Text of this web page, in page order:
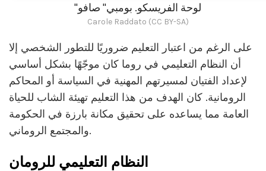
"لوحة الفريسكو. بومبي" صافو
Carole Raddato (CC BY-SA)
على الرغم من اعتبار التعليم ضروريًا للتطور الشخصي إلا
أن النظام التعليمي في روما كان موجّهًا بشكل أساسي
لإعداد الفتيان لمسيرتهم المهنية في السياسة أو المحاكم
الرومانية. كان الهدف من هذا التعليم تهيئة الشاب للحياة
العامة مما يساعده على تحقيق مكانة بارزة في الحكومة
والمجتمع الروماني.
النظام التعليمي للرومان